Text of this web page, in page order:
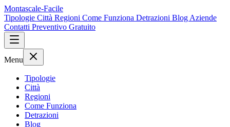
Montascale-Facile
Tipologie Città Regioni Come Funziona Detrazioni Blog Aziende
Contatti Preventivo Gratuito
Menu
Tipologie
Città
Regioni
Come Funziona
Detrazioni
Blog